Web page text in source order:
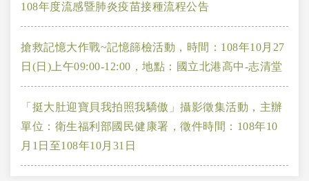
108年度流感暨肺炎疫苗接種流程公告
搶救記憶大作戰~記憶篩檢活動，時間：108年10月27
日(日)上午09:00-12:00，地點：國立北港高中-志清堂
「挺大肚迎寶貝我拍照我驕傲」攝影徵集活動，主辦
單位：衛生福利部國民健康署，徵件時間：108年10
月1日至108年10月31日